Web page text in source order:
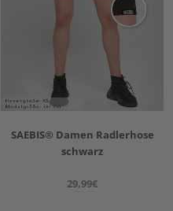
SAEBIS® Damen Radlerhose
schwarz
29,99€